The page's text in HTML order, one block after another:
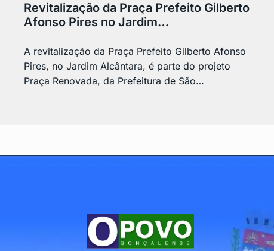
Revitalização da Praça Prefeito Gilberto
Afonso Pires no Jardim…
A revitalização da Praça Prefeito Gilberto Afonso
Pires, no Jardim Alcântara, é parte do projeto
Praça Renovada, da Prefeitura de São…